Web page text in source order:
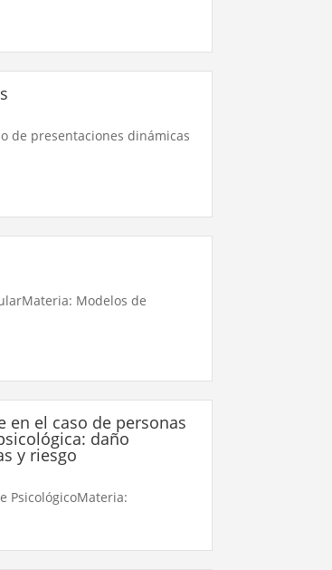
de presentaciones dinámicas
Modelos de
en el caso de personas
daño
y riesgo
PsicológicoMateria: